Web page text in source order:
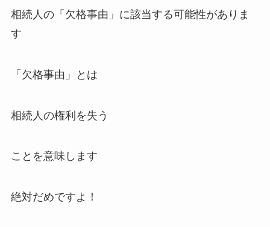
相続人の「欠格事由」に該当する可能性がありま
す
「欠格事由」とは
相続人の権利を失う
ことを意味します
絶対だめですよ！